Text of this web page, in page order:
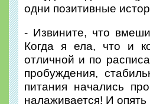
одни позитивные
- Извините, что
Когда я ела, что и
отличной и по
пробуждения,
питания начались
налаживается! И